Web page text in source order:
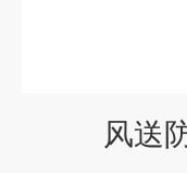
风送